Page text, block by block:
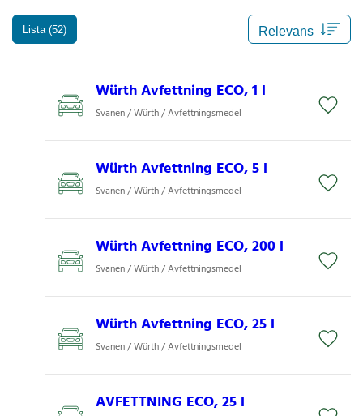
Lista (52)
Würth Avfettning ECO, 1 l
Svanen / Würth / Avfettningsmedel
Würth Avfettning ECO, 5 l
Svanen / Würth / Avfettningsmedel
Würth Avfettning ECO, 200 l
Svanen / Würth / Avfettningsmedel
Würth Avfettning ECO, 25 l
Svanen / Würth / Avfettningsmedel
AVFETTNING ECO, 25 l